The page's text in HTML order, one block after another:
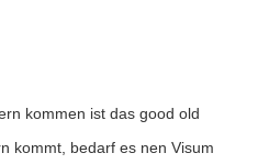
kommen ist das good old
kommt, bedarf es nen Visum